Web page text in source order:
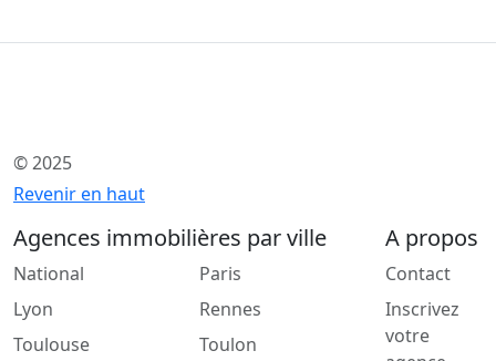
© 2025
Revenir en haut
Agences immobilières par ville
National
Lyon
Toulouse
Paris
Rennes
Toulon
A propos
Contact
Inscrivez
votre